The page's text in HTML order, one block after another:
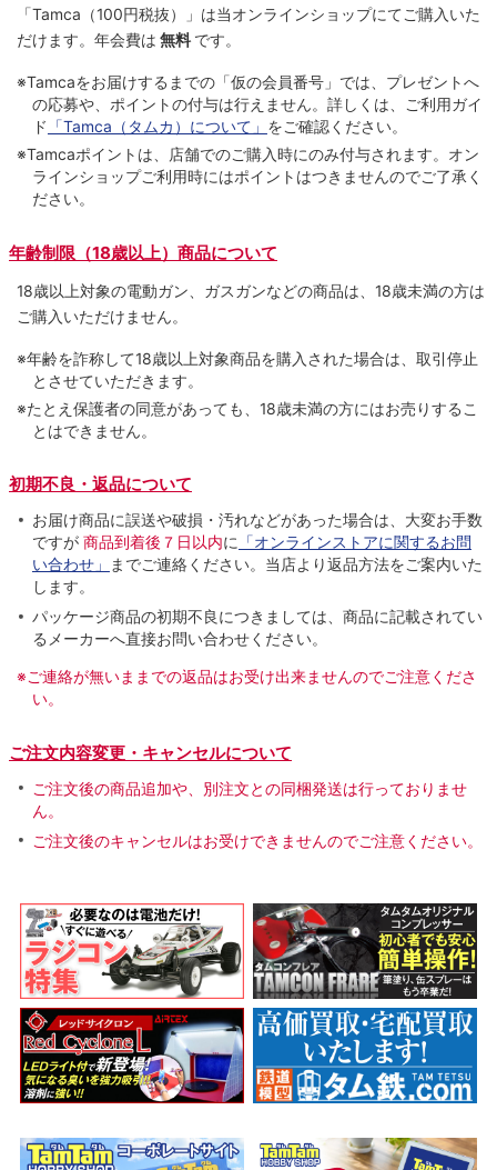
「Tamca （100円税抜）
」は当オンラインショップにてご購⼊いた
だけます。 年会費は 無料 です。
※Tamcaをお届けするまでの「仮の会員番号」では、プレゼントへ
の応募や、ポイントの付与は⾏えません。詳しくは、ご利⽤ガイ
ド 「Tamca（タムカ）について」 をご確認ください。
※Tamcaポイントは、店舗でのご購⼊時にのみ付与されます。オン
ラインショップご利用時にはポイントはつきませんのでご了承く
ださい。
年齢制限（18歳以上）商品について
18歳以上対象の電動ガン、ガスガンなどの商品は、18歳未満の方は
ご購入いただけません。
※年齢を詐称して18歳以上対象商品を購入された場合は、取引停止
とさせていただきます。
※たとえ保護者の同意があっても、18歳未満の方にはお売りするこ
とはできません。
初期不良・返品について
お届け商品に誤送や破損・汚れなどがあった場合は、大変お手数
ですが 商品到着後７日以内に 「オンラインストアに関するお問
い合わせ」 までご連絡ください。当店より返品方法をご案内いた
します。
パッケージ商品の初期不良につきましては、商品に記載されてい
るメーカーへ直接お問い合わせください。
※ご連絡が無いままでの返品はお受け出来ませんのでご注意くださ
い。
ご注文内容変更・キャンセルについて
ご注文後の商品追加や、別注文との同梱発送は行っておりませ
ん。
ご注文後のキャンセルはお受けできませんのでご注意ください。